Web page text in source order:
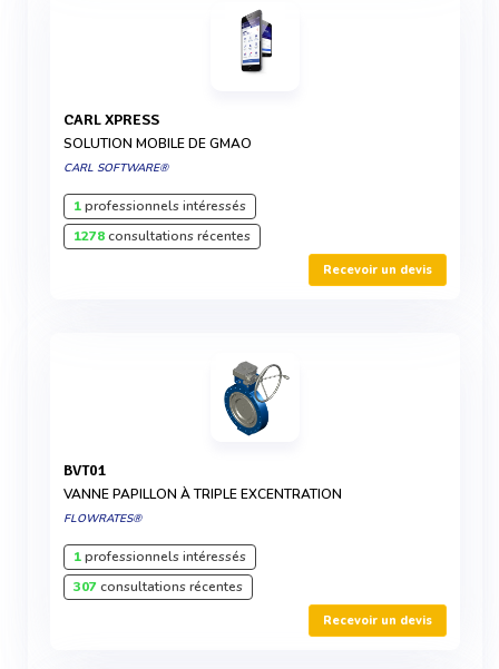
CARL XPRESS
SOLUTION MOBILE DE GMAO
CARL SOFTWARE®
1professionnels intéressés
1278consultations récentes
Recevoir un devis
BVT01
VANNE PAPILLON À TRIPLE EXCENTRATION
FLOWRATES®
1professionnels intéressés
307consultations récentes
Recevoir un devis